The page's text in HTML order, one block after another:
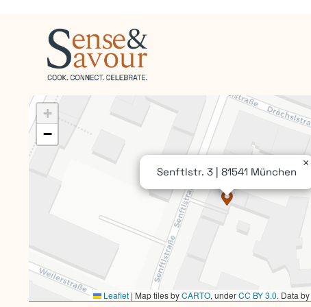
Senftlstr. 3 | 81541 München
×
+
−
Leaflet | Map tiles byCARTO, underCC BY 3.0. Data by